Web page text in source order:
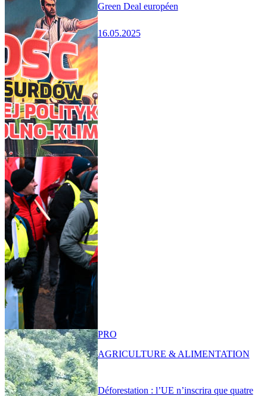
Green Deal européen
16.05.2025
Déforestation : l’UE n’inscrira que quatre
PRO
AGRICULTURE & ALIMENTATION